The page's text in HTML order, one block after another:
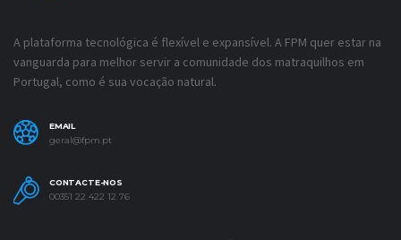
A plataforma tecnológica é flexível e expansível. A FPM quer estar na
vanguarda para melhor servir a comunidade dos matraquilhos em
Portugal, como é sua vocação natural.
EMAIL
geral@fpm.pt
CONTACTE-NOS
00351 22 422 12 76